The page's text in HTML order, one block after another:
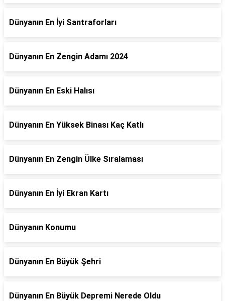
Dünyanın En İyi Santraforları
Dünyanın En Zengin Adamı 2024
Dünyanın En Eski Halısı
Dünyanın En Yüksek Binası Kaç Katlı
Dünyanın En Zengin Ülke Sıralaması
Dünyanın En İyi Ekran Kartı
Dünyanın Konumu
Dünyanın En Büyük Şehri
Dünyanın En Büyük Depremi Nerede Oldu